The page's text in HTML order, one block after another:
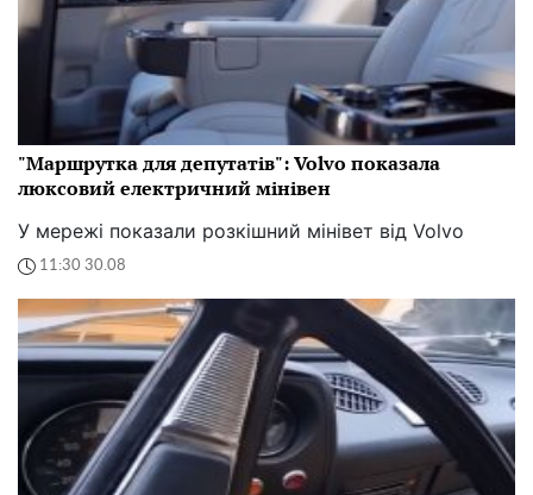
"Маршрутка для депутатів": Volvo показала
люксовий електричний мінівен
У мережі показали розкішний мінівет від Volvo
11:30 30.08